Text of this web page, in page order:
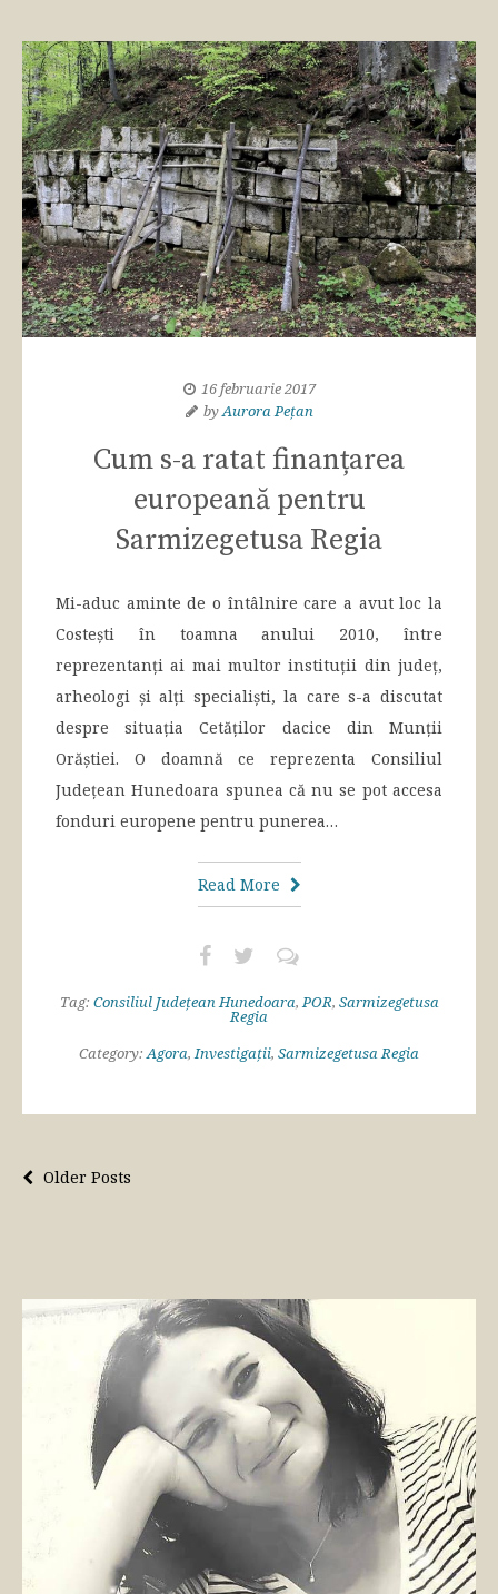
16 februarie 2017
byAurora Pețan
Cum s-a ratat finanțarea
europeană pentru
Sarmizegetusa Regia
Mi-aduc aminte de o întâlnire care a avut loc la
Costești în toamna anului 2010, între
reprezentanți ai mai multor instituții din județ,
arheologi și alți specialiști, la care s-a discutat
despre situația Cetăților dacice din Munții
Orăștiei. O doamnă ce reprezenta Consiliul
Județean Hunedoara spunea că nu se pot accesa
fonduri europene pentru punerea…
Read More
Tag: Consiliul Județean Hunedoara,POR, Sarmizegetusa
Regia
Category:Agora,Investigații, Sarmizegetusa Regia
Older Posts